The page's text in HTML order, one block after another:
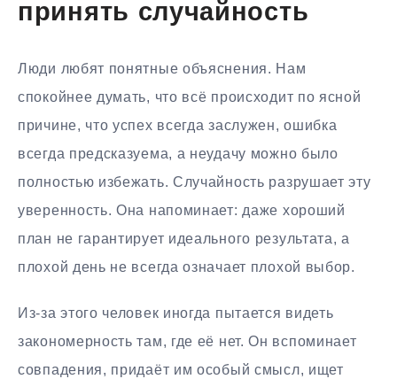
принять случайность
Люди любят понятные объяснения. Нам
спокойнее думать, что всё происходит по ясной
причине, что успех всегда заслужен, ошибка
всегда предсказуема, а неудачу можно было
полностью избежать. Случайность разрушает эту
уверенность. Она напоминает: даже хороший
план не гарантирует идеального результата, а
плохой день не всегда означает плохой выбор.
Из-за этого человек иногда пытается видеть
закономерность там, где её нет. Он вспоминает
совпадения, придаёт им особый смысл, ищет